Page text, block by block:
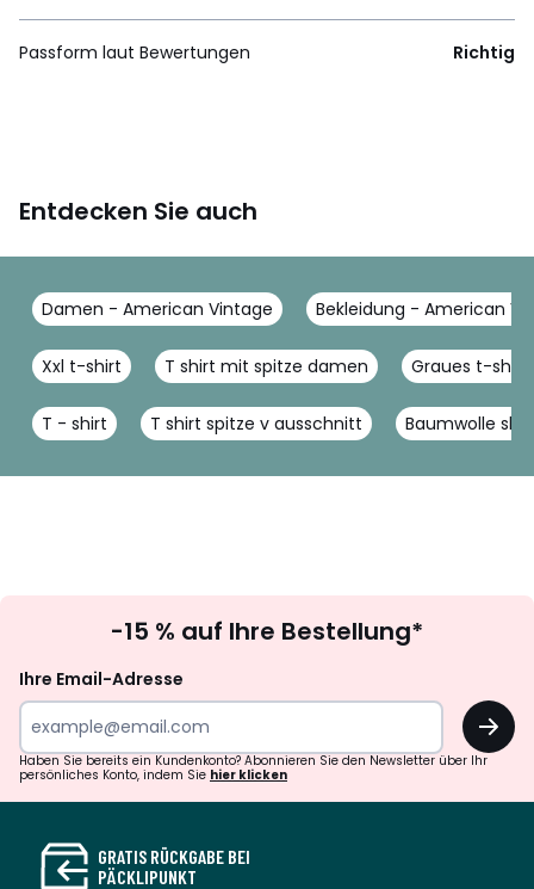
Passform laut Bewertungen Richtig
Entdecken Sie auch
Damen - American Vintage Bekleidung - American
Xxl t-shirt T shirt mit spitze damen Graues t-
T - shirt T shirt spitze v ausschnitt Baumwolle
abonnieren
-15 % auf Ihre Bestellung*
Ihre Email-Adresse
OK
Haben Sie bereits ein Kundenkonto? Abonnieren Sie den Newsletter über Ihr
persönliches Konto, indem Sie hier klicken
GRATIS RÜCKGABE BEI
PÄCKLIPUNKT